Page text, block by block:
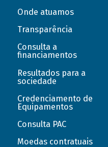
Onde atuamos
Transparência
Consulta a
financiamentos
Resultados para a
sociedade
Credenciamento de
Equipamentos
Consulta PAC
Moedas contratuais